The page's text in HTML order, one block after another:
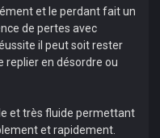
et le perdant fait un
de pertes avec
il peut soit rester
replier en désordre ou
et très fluide permettant
et rapidement.